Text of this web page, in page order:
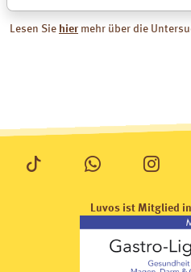
Lesen Sie hier mehr über die
Luvos ist Mitglied